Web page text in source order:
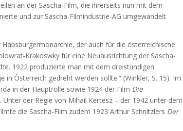
an der Sascha-Film, die ihrerseits nun mit dem
und zur Sascha-Filmindustrie-AG umgewandelt
der auch für die österreichische
Krakoswky für eine Neuausrichtung der Sascha-
1922 produzierte man mit dem dreistündigen
in Österreich gedreht werden sollte.“ (Winkler, S. 15). Im
in der Hauptrolle sowie 1924 der Film Die
der Regie von Mihail Kertesz – der 1942 unter dem
die Sascha-Film zudem 1923 Arthur Schnitzlers Der